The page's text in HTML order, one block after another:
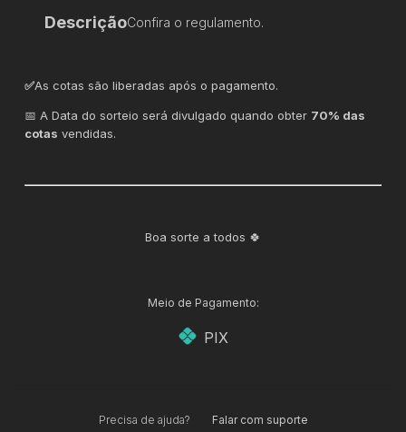
DescriçãoConfira o regulamento.
✅As cotas são liberadas após o pagamento.
📅 A Data do sorteio será divulgado quando obter 70% das
cotas vendidas.
Boa sorte a todos 🍀
Meio de Pagamento:
PIX
Precisa de ajuda? Falar com suporte